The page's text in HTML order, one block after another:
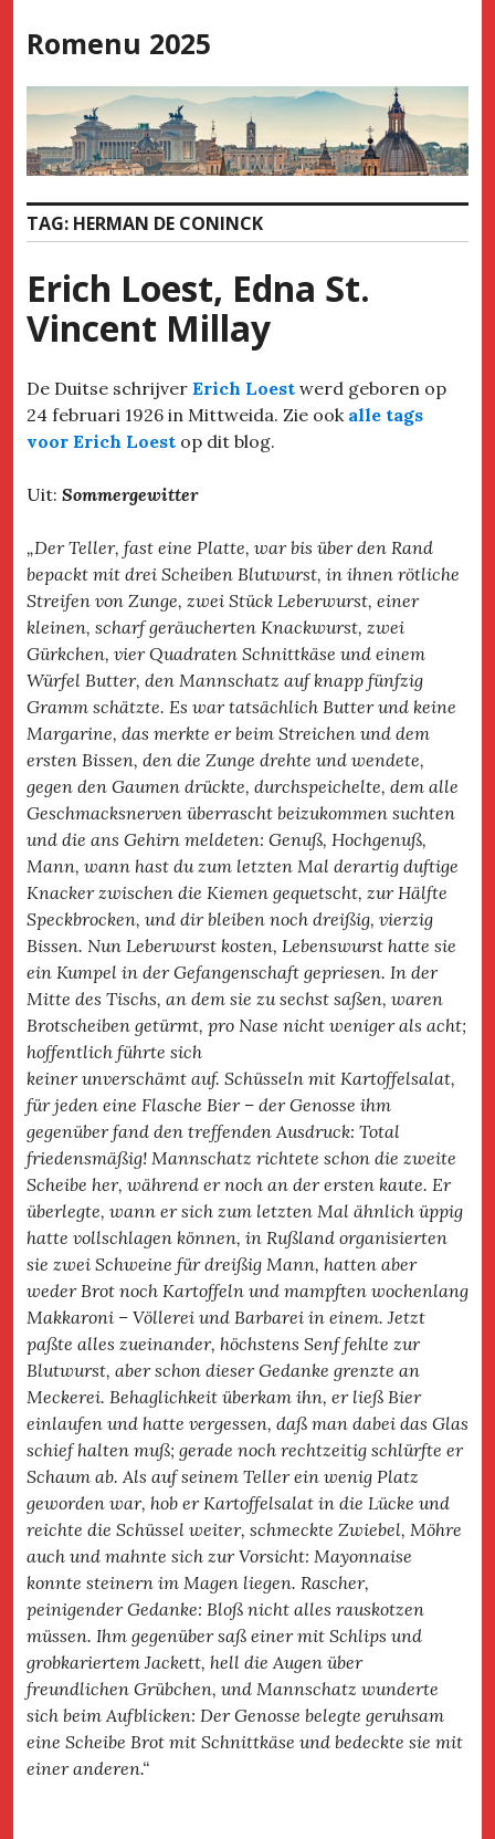
to
Romenu 2025
TAG: HERMAN DE CONINCK
Erich Loest, Edna St.
Vincent Millay
De Duitse schrijver Erich Loest werd geboren op
24 februari 1926 in Mittweida. Zie ook alle tags
voor Erich Loest op dit blog.
Uit: Sommergewitter
„Der Teller, fast eine Platte, war bis über den Rand
bepackt mit drei Scheiben Blutwurst, in ihnen rötliche
Streifen von Zunge, zwei Stück Leberwurst, einer
kleinen, scharf geräucherten Knackwurst, zwei
Gürkchen, vier Quadraten Schnittkäse und einem
Würfel Butter, den Mannschatz auf knapp fünfzig
Gramm schätzte. Es war tatsächlich Butter und keine
Margarine, das merkte er beim Streichen und dem
ersten Bissen, den die Zunge drehte und wendete,
gegen den Gaumen drückte, durchspeichelte, dem alle
Geschmacksnerven überrascht beizukommen suchten
und die ans Gehirn meldeten: Genuß, Hochgenuß,
Mann, wann hast du zum letzten Mal derartig duftige
Knacker zwischen die Kiemen gequetscht, zur Hälfte
Speckbrocken, und dir bleiben noch dreißig, vierzig
Bissen. Nun Leberwurst kosten, Lebenswurst hatte sie
ein Kumpel in der Gefangenschaft gepriesen. In der
Mitte des Tischs, an dem sie zu sechst saßen, waren
Brotscheiben getürmt, pro Nase nicht weniger als acht;
hoffentlich führte sich
keiner unverschämt auf. Schüsseln mit Kartoffelsalat,
für jeden eine Flasche Bier – der Genosse ihm
gegenüber fand den treffenden Ausdruck: Total
friedensmäßig! Mannschatz richtete schon die zweite
Scheibe her, während er noch an der ersten kaute. Er
überlegte, wann er sich zum letzten Mal ähnlich üppig
hatte vollschlagen können, in Rußland organisierten
sie zwei Schweine für dreißig Mann, hatten aber
weder Brot noch Kartoffeln und mampften wochenlang
Makkaroni – Völlerei und Barbarei in einem. Jetzt
paßte alles zueinander, höchstens Senf fehlte zur
Blutwurst, aber schon dieser Gedanke grenzte an
Meckerei. Behaglichkeit überkam ihn, er ließ Bier
einlaufen und hatte vergessen, daß man dabei das Glas
schief halten muß; gerade noch rechtzeitig schlürfte er
Schaum ab. Als auf seinem Teller ein wenig Platz
geworden war, hob er Kartoffelsalat in die Lücke und
reichte die Schüssel weiter, schmeckte Zwiebel, Möhre
auch und mahnte sich zur Vorsicht: Mayonnaise
konnte steinern im Magen liegen. Rascher,
peinigender Gedanke: Bloß nicht alles rauskotzen
müssen. Ihm gegenüber saß einer mit Schlips und
grobkariertem Jackett, hell die Augen über
freundlichen Grübchen, und Mannschatz wunderte
sich beim Aufblicken: Der Genosse belegte geruhsam
eine Scheibe Brot mit Schnittkäse und bedeckte sie mit
einer anderen.“